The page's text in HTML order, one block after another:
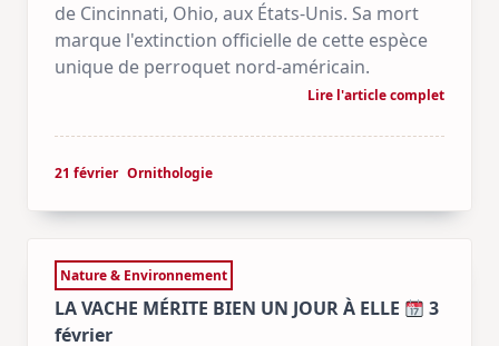
de Cincinnati, Ohio, aux États-Unis. Sa mort
marque l'extinction officielle de cette espèce
unique de perroquet nord-américain.
Lire l'article complet
21 février Ornithologie
Nature & Environnement
LA VACHE MÉRITE BIEN UN JOUR À ELLE
3
février